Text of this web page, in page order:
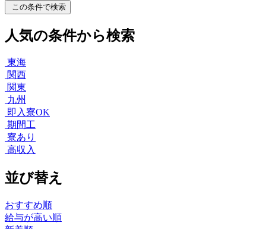
この条件で検索
人気の条件から検索
東海
関西
関東
九州
即入寮OK
期間工
寮あり
高収入
並び替え
おすすめ順
給与が高い順